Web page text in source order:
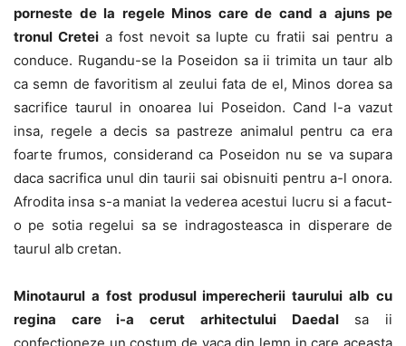
porneste de la regele Minos care de cand a ajuns pe
tronul Creteia fost nevoit sa lupte cu fratii sai pentru a
conduce. Rugandu-se la Poseidon sa ii trimita un taur alb
ca semn de favoritism al zeului fata de el, Minos dorea sa
sacrifice taurul in onoarea lui Poseidon. Cand l-a vazut
insa, regele a decis sa pastreze animalul pentru ca era
foarte frumos, considerand ca Poseidon nu se va supara
daca sacrifica unul din taurii sai obisnuiti pentru a-l onora.
Afrodita insa s-a maniat la vederea acestui lucru si a facut-
o pe sotia regelui sa se indragosteasca in disperare de
taurul alb cretan.
Minotaurul a fost produsul imperecherii taurului alb cu
regina care i-a cerut arhitectului Daedalsa ii